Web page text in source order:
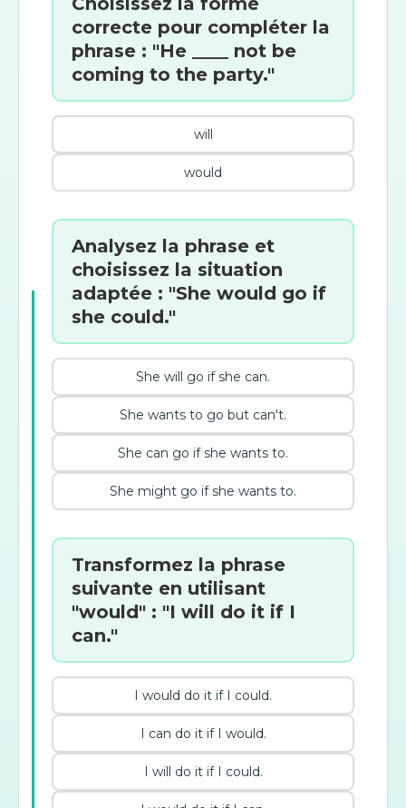
correcte pour compléter la
phrase : "He ____ not be
coming to the party."
will
would
Analysez la phrase et
choisissez la situation
adaptée : "She would go if
she could."
She will go if she can.
She wants to go but can't.
She can go if she wants to.
She might go if she wants to.
Transformez la phrase
suivante en utilisant
"would" : "I will do it if I
can."
I would do it if I could.
I can do it if I would.
I will do it if I could.